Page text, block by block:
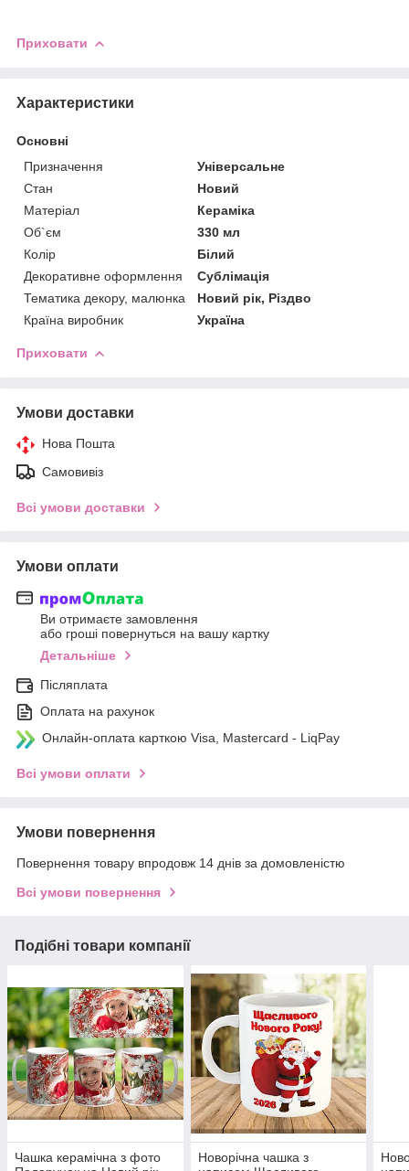
Приховати
Характеристики
Основні
Призначення
Універсальне
Стан
Новий
Матеріал
Кераміка
Об`єм
330 мл
Колір
Білий
Декоративне оформлення
Сублімація
Тематика декору, малюнка
Новий рік, Різдво
Країна виробник
Україна
Приховати
Умови доставки
Нова Пошта
Самовивіз
Всі умови доставки
Умови оплати
Ви отримаєте замовлення
або гроші повернуться на вашу картку
Детальніше
Післяплата
Оплата на рахунок
Онлайн-оплата карткою Visa, Mastercard - LiqPay
Всі умови оплати
Умови повернення
Повернення товару впродовж 14 днів за домовленістю
Всі умови повернення
Подібні товари компанії
Чашка керамічна з фото
Новорічна чашка з